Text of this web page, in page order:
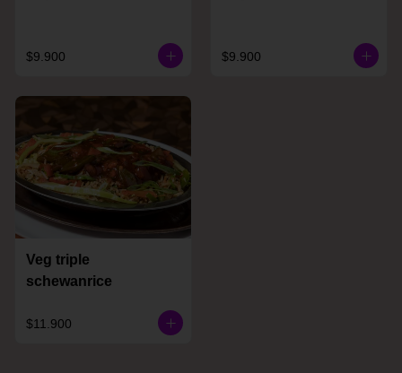
$9.900 $9.900
Veg triple
schewanrice
$11.900